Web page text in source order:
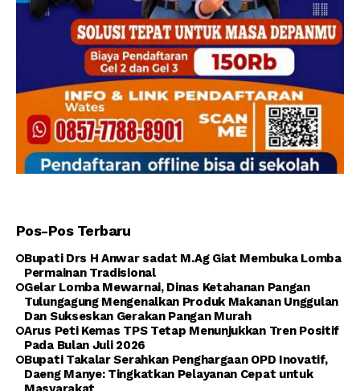
Pos-Pos Terbaru
Bupati Drs H Anwar sadat M.Ag Giat Membuka Lomba
Permainan Tradisional
Gelar Lomba Mewarnai, Dinas Ketahanan Pangan
Tulungagung Mengenalkan Produk Makanan Unggulan
Dan Sukseskan Gerakan Pangan Murah
Arus Peti Kemas TPS Tetap Menunjukkan Tren Positif
Pada Bulan Juli 2026
Bupati Takalar Serahkan Penghargaan OPD Inovatif,
Daeng Manye: Tingkatkan Pelayanan Cepat untuk